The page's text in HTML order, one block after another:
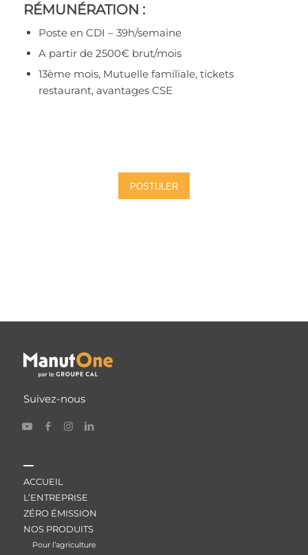
RÉMUNÉRATION :
Poste en CDI – 39h/semaine
A partir de 2500€ brut/mois
13ème mois, Mutuelle familiale, tickets
restaurant, avantages CSE
POSTULER
Suivez-nous
ACCUEIL
L’ENTREPRISE
ZÉRO ÉMISSION
NOS PRODUITS
Pour l’agriculture